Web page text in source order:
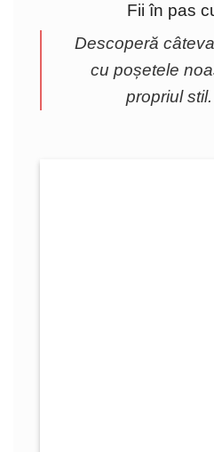
Fii în pas
Descoperă
cu poșetele
propriul